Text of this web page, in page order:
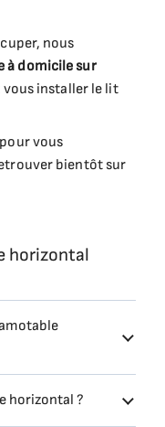
nous
à domicile sur
vous installer le lit
vous
bientôt sur
horizontal
horizontal ?